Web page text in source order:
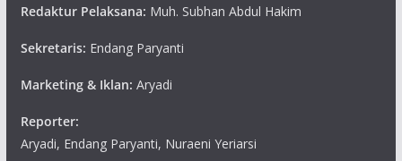
Redaktur Pelaksana: Muh. Subhan Abdul Hakim
Sekretaris: Endang Paryanti
Marketing & Iklan: Aryadi
Reporter:
Aryadi, Endang Paryanti, Nuraeni Yeriarsi